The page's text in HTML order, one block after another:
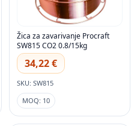
Žica za zavarivanje Procraft
SW815 CO2 0.8/15kg
34,22 €
SKU: SW815
MOQ: 10